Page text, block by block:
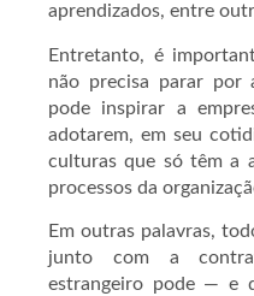
aprendizados, entre
Entretanto, é
não precisa parar por
pode inspirar a
adotarem, em seu
culturas que só têm a
processos da
Em outras palavras,
junto com a
estrangeiro pode — e